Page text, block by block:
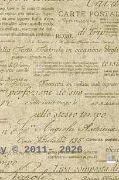
© 2011- 2026